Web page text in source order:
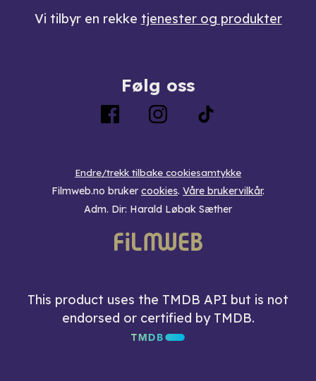
Vi tilbyr en rekke tjenester og produkter
Følg oss
Endre/trekk tilbake cookiesamtykke
Filmweb.no bruker cookies. Våre brukervilkår.
Adm. Dir: Harald Løbak Sæther
This product uses the TMDB API but is not
endorsed or certified by TMDB.